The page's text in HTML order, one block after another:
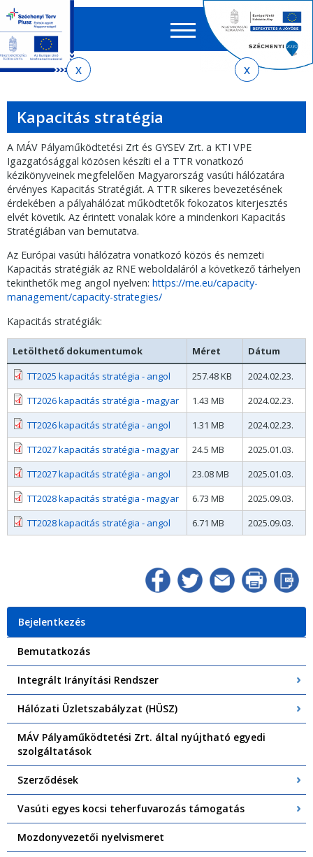
almenühöz
tartalomra
oldaltérképre
EN HU
űrlap
Kapacitás stratégia
A MÁV Pályaműködtetési Zrt és GYSEV Zrt. a KTI VPE
Igazgatósággal közösen készíti el a TTR vonatkozó
kézikönyveinek megfelelően Magyarország vasúti hálózatára
érvényes Kapacitás Stratégiát. A TTR sikeres bevezetésének
érdekében a pályahálózat működtetők fokozatos kiterjesztés
elvét követik. Az érintett vonalak köre a mindenkori Kapacitás
Stratégiában van bemutatva.
Az Európai vasúti hálózatra vonatkozó közös és nemzeti
Kapacitás stratégiák az RNE weboldaláról a következő tárhelyen
tekinthetők meg angol nyelven: https://rne.eu/capacity-
management/capacity-strategies/
Kapacitás stratégiák:
Letölthető dokumentumok Méret
Dátum
TT2025 kapacitás stratégia - angol
257.48 KB
2024.02.23.
TT2026 kapacitás stratégia - magyar
1.43 MB
2024.02.23.
TT2026 kapacitás stratégia - angol
1.31 MB
2024.02.23.
TT2027 kapacitás stratégia - magyar
24.5 MB
2025.01.03.
TT2027 kapacitás stratégia - angol
23.08 MB
2025.01.03.
TT2028 kapacitás stratégia - magyar
6.73 MB
2025.09.03.
TT2028 kapacitás stratégia - angol
6.71 MB 2025.09.03.
Bejelentkezés
Bemutatkozás
Integrált Irányítási Rendszer
Hálózati Üzletszabályzat (HÜSZ)
MÁV Pályaműködtetési Zrt. által nyújtható egyedi
szolgáltatások
Szerződések
Vasúti egyes kocsi teherfuvarozás támogatás
Mozdonyvezetői nyelvismeret